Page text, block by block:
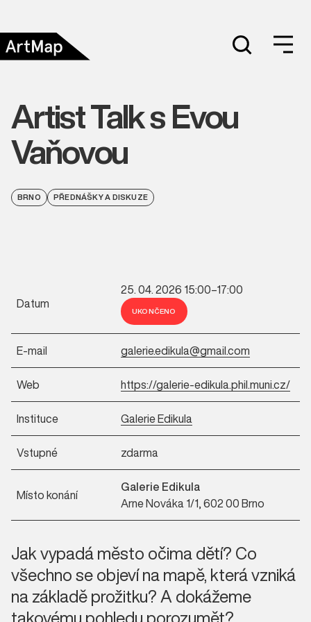
Artist Talk s Evou
Vaňovou
BRNO PŘEDNÁŠKY A DISKUZE
Datum
25. 04. 2026 15:00–17:00
UKONČENO
E-mail galerie.edikula@gmail.com
Web https://galerie-edikula.phil.muni.cz/
Instituce Galerie Edikula
Vstupné zdarma
Místo konání
Galerie Edikula
Arne Nováka 1/1, 602 00 Brno
Jak vypadá město očima dětí? Co
všechno se objeví na mapě, která vzniká
na základě prožitku? A dokážeme